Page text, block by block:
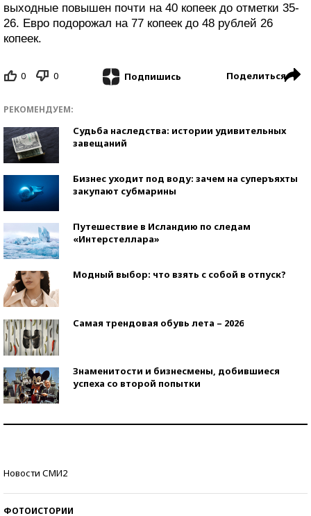
выходные повышен почти на 40 копеек до отметки 35-
26. Евро подорожал на 77 копеек до 48 рублей 26
копеек.
0 0 Подпишись Поделиться
РЕКОМЕНДУЕМ:
Судьба наследства: истории удивительных
завещаний
Бизнес уходит под воду: зачем на суперъяхты
закупают субмарины
Путешествие в Исландию по следам
«Интерстеллара»
Модный выбор: что взять с собой в отпуск?
Самая трендовая обувь лета – 2026
Знаменитости и бизнесмены, добившиеся
успеха со второй попытки
Новости СМИ2
ФОТОИСТОРИИ